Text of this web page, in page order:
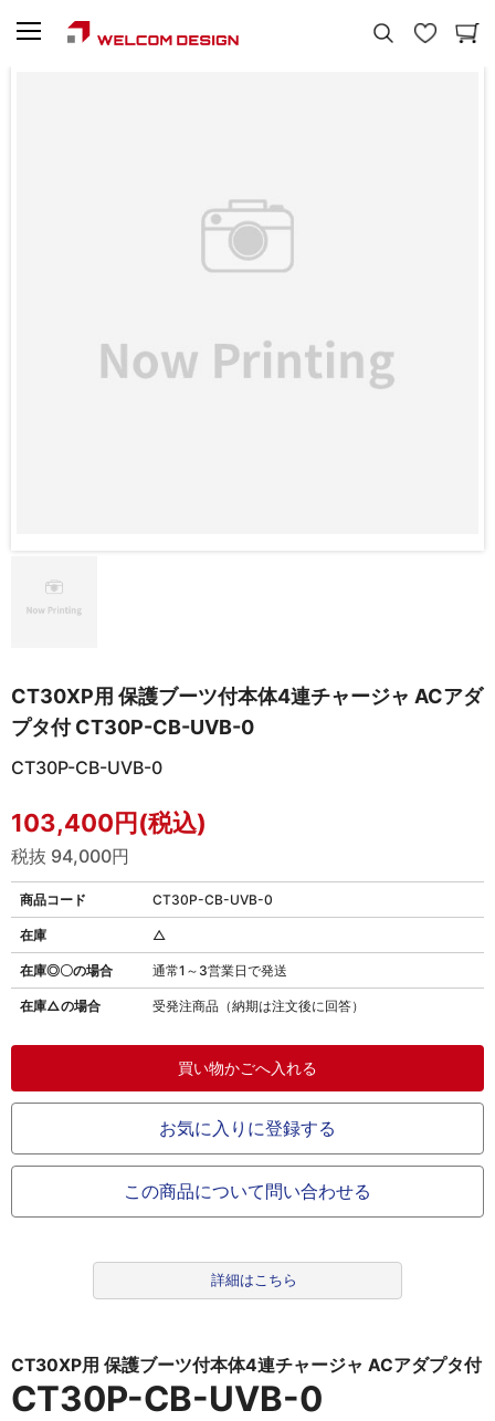
CT30XP用 保護ブーツ付本体4連チャージャ ACアダ
プタ付 CT30P-CB-UVB-0
CT30P-CB-UVB-0
103,400円(税込)
税抜 94,000円
商品コード CT30P-CB-UVB-0
在庫◎〇の場合 通常1～3営業日で発送
在庫△の場合 受発注商品（納期は注文後に回答）
在庫 △
お気に入りに登録する
この商品について問い合わせる
詳細はこちら
CT30XP用 保護ブーツ付本体4連チャージャ ACアダプタ付
CT30P-CB-UVB-0